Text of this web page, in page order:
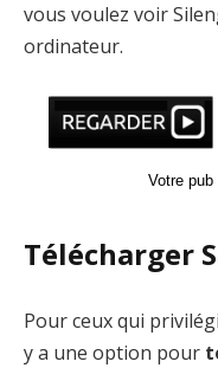
vous voulez voir
ordinateur.
Votre
Télécharger
Pour ceux qui
y a une option pour